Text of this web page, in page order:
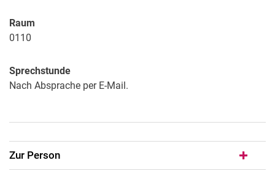
Raum
0110
Sprechstunde
Nach Absprache per E-Mail.
Zur Person